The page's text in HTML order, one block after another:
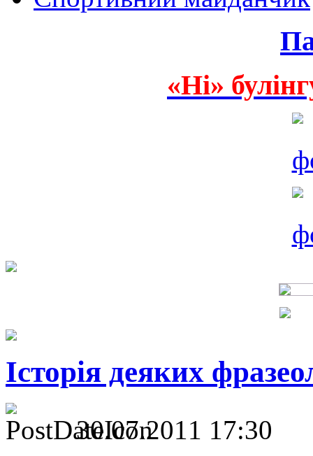
«Ні»
Історія деяких
30.07.2011 17:30